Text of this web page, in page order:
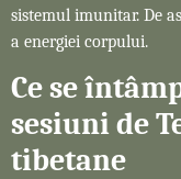
sistemul imunitar. De
a energiei corpului.
Ce se
sesiuni de
tibetane